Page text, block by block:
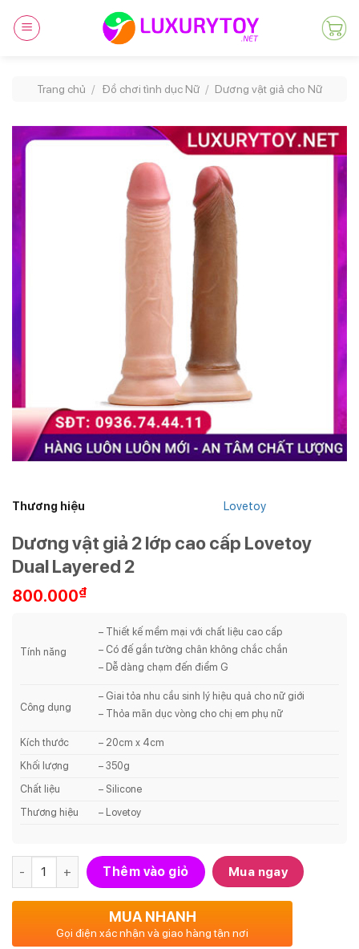
Trang chủ / Đồ chơi tình dục Nữ / Dương vật giả cho Nữ
Thương hiệu Lovetoy
Dương vật giả 2 lớp cao cấp Lovetoy
Dual Layered 2
800.000₫
Tính năng
– Thiết kế mềm mại với chất liệu cao cấp
– Có đế gắn tường chân không chắc chắn
– Dễ dàng chạm đến điểm G
Công dụng
– Giai tỏa nhu cầu sinh lý hiệu quả cho nữ giới
– Thỏa mãn dục vòng cho chị em phụ nữ
Kích thước
– 20cm x 4cm
Khối lượng
– 350g
Chất liệu
– Silicone
Thương hiệu
– Lovetoy
Số lượng Thêm vào giỏ Mua ngay
MUA NHANH
Gọi điện xác nhận và giao hàng tận nơi